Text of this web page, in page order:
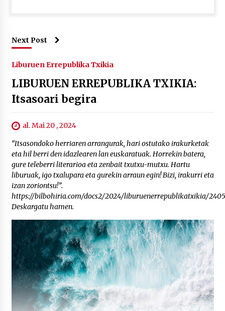
Next Post
Liburuen Errepublika Txikia
LIBURUEN ERREPUBLIKA TXIKIA:
Itsasoari begira
al. Mai 20 , 2024
“Itsasondoko herriaren arrangurak, hari ostutako irakurketak
eta hil berri den idazlearen lan euskaratuak. Horrekin batera,
gure teleberri literarioa eta zenbait txutxu-mutxu. Hartu
liburuak, igo txalupara eta gurekin arraun egin! Bizi, irakurri eta
izan zoriontsu!”.
https://bilbohiria.com/docs2/2024/liburuenerrepublikatxikia/
Deskargatu hamen.